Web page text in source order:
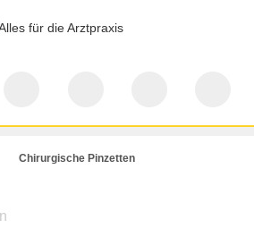
Chirurgische Pinzetten